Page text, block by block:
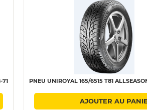
71 PNEU UNIROYAL 165/6515 T81
AJOUTER AU